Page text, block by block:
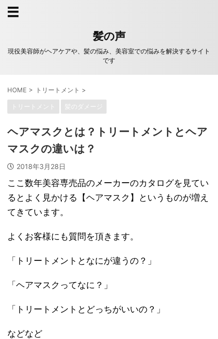
髪の声
現役美容師がヘアケアや、髪の悩み、美容室での悩みを解決するサイト
です
HOME > トリートメント >
トリートメント 髪のダメージ
ヘアマスクとは？トリートメントとヘア
マスクの違いは？
2018年3月28日
ここ数年美容専売品のメーカーのカタログを見てい
るとよく見かける【ヘアマスク】というものが増え
てきています。
よくお客様にも質問を頂きます。
「トリートメントとなにが違うの？」
「ヘアマスクってなに？」
「トリートメントとどっちがいいの？」
などなど